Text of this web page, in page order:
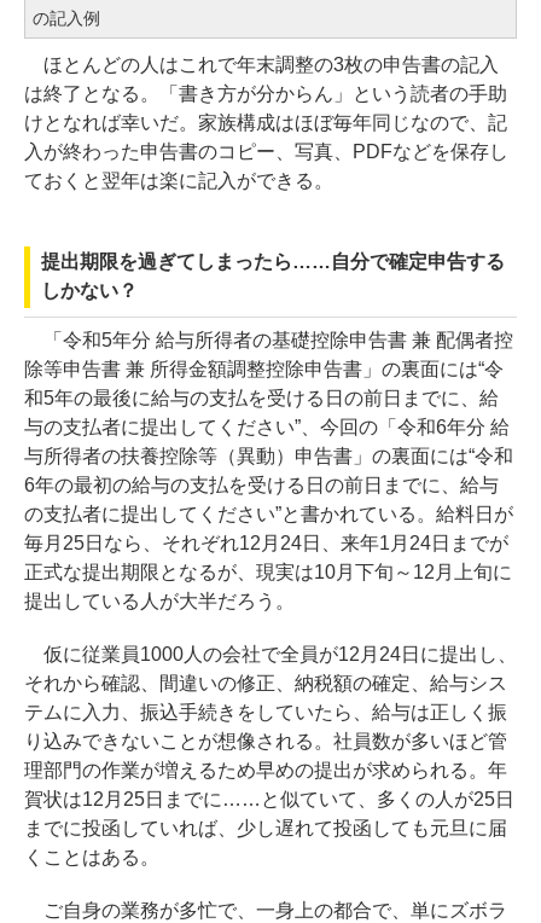
の記入例
ほとんどの人はこれで年末調整の3枚の申告書の記入
は終了となる。「書き方が分からん」という読者の手助
けとなれば幸いだ。家族構成はほぼ毎年同じなので、記
入が終わった申告書のコピー、写真、PDFなどを保存し
ておくと翌年は楽に記入ができる。
提出期限を過ぎてしまったら……自分で確定申告する
しかない？
「令和5年分 給与所得者の基礎控除申告書 兼 配偶者控
除等申告書 兼 所得金額調整控除申告書」の裏面には“令
和5年の最後に給与の支払を受ける日の前日までに、給
与の支払者に提出してください”、今回の「令和6年分 給
与所得者の扶養控除等（異動）申告書」の裏面には“令和
6年の最初の給与の支払を受ける日の前日までに、給与
の支払者に提出してください”と書かれている。給料日が
毎月25日なら、それぞれ12月24日、来年1月24日までが
正式な提出期限となるが、現実は10月下旬～12月上旬に
提出している人が大半だろう。
仮に従業員1000人の会社で全員が12月24日に提出し、
それから確認、間違いの修正、納税額の確定、給与シス
テムに入力、振込手続きをしていたら、給与は正しく振
り込みできないことが想像される。社員数が多いほど管
理部門の作業が増えるため早めの提出が求められる。年
賀状は12月25日までに……と似ていて、多くの人が25日
までに投函していれば、少し遅れて投函しても元旦に届
くことはある。
ご自身の業務が多忙で、一身上の都合で、単にズボラ